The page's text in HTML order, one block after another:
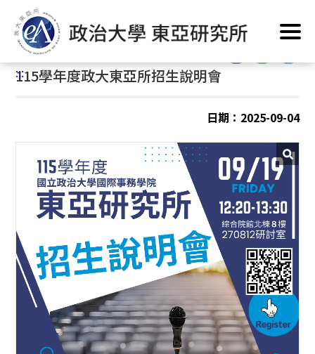
到
要
內
首頁/
:::
:::
115學年度政大東亞所招生說明會
日期：2025-09-04